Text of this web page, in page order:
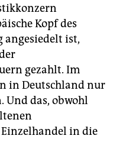
Kopf des
angesiedelt ist,
gezahlt. Im
in Deutschland nur
Und das, obwohl
in die